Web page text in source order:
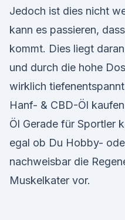
Jedoch ist dies nicht
kann es passieren,
kommt. Dies liegt
und durch die hohe
wirklich
Hanf- & CBD-Öl
Öl Gerade für Sportler
egal ob Du Hobby-
nachweisbar die
Muskelkater vor.